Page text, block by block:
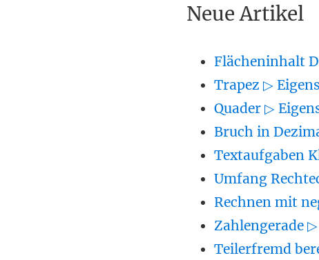
Neue Artikel
Flächeninhalt
Trapez ▷
Quader ▷
Bruch in
Textaufgaben
Umfang
Rechnen mit
Zahlengerade
Teilerfremd